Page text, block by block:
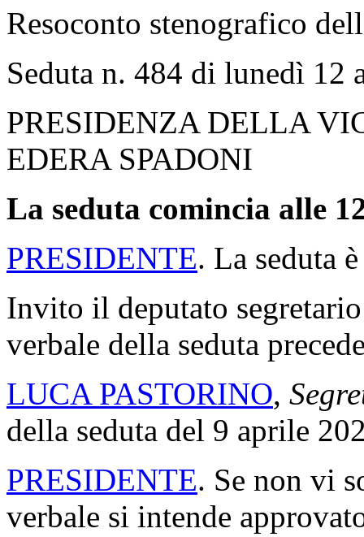
Resoconto stenografico
Seduta n. 484 di lunedì 12
PRESIDENZA DELLA
EDERA SPADONI
La seduta comincia alle
PRESIDENTE. La seduta
Invito il deputato
verbale della seduta
LUCA PASTORINO,
della seduta del 9 aprile
PRESIDENTE. Se non vi
verbale si intende